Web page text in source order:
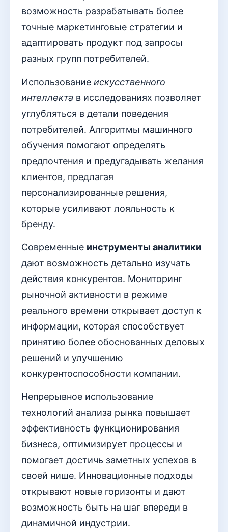
возможность разрабатывать более
точные маркетинговые стратегии и
адаптировать продукт под запросы
разных групп потребителей.
Использование искусственного
интеллекта в исследованиях позволяет
углубляться в детали поведения
потребителей. Алгоритмы машинного
обучения помогают определять
предпочтения и предугадывать желания
клиентов, предлагая
персонализированные решения,
которые усиливают лояльность к
бренду.
Современные инструменты аналитики
дают возможность детально изучать
действия конкурентов. Мониторинг
рыночной активности в режиме
реального времени открывает доступ к
информации, которая способствует
принятию более обоснованных деловых
решений и улучшению
конкурентоспособности компании.
Непрерывное использование
технологий анализа рынка повышает
эффективность функционирования
бизнеса, оптимизирует процессы и
помогает достичь заметных успехов в
своей нише. Инновационные подходы
открывают новые горизонты и дают
возможность быть на шаг впереди в
динамичной индустрии.